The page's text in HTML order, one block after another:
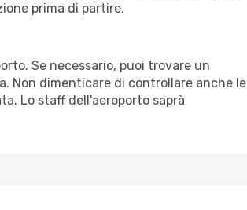
prima di partire.
Se necessario, puoi trovare un
Non dimenticare di controllare anche le
Lo staff dell'aeroporto saprà